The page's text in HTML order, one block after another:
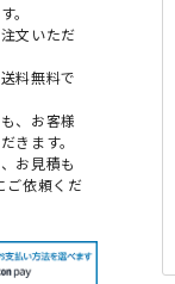
。
文いただ
料無料で
、お客様
きます。
お見積も
ご依頼くだ